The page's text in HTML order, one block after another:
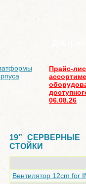
Прайс-
06.08.26
19”
СТОЙКИ
Вентилятор 12cm for